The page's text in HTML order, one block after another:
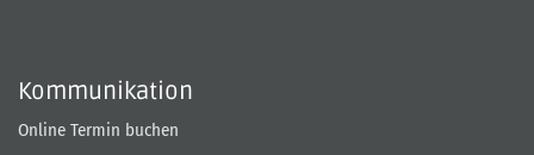
Kommunikation
Online Termin buchen